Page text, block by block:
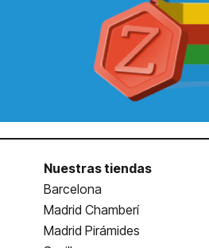
Nuestras tiendas
Barcelona
Madrid Chamberí
Madrid Pirámides